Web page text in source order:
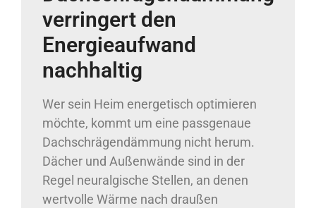
verringert den
Energieaufwand
nachhaltig
Wer sein Heim energetisch optimieren
möchte, kommt um eine passgenaue
Dachschrägendämmung nicht herum.
Dächer und Außenwände sind in der
Regel neuralgische Stellen, an denen
wertvolle Wärme nach draußen